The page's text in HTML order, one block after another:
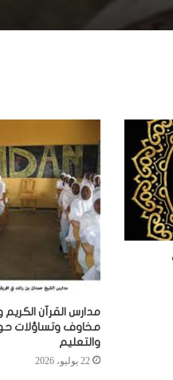
مدارس القرآن الكريم
مخاوف وتساؤلات حول
والتعليم
22 يوليو، 2026